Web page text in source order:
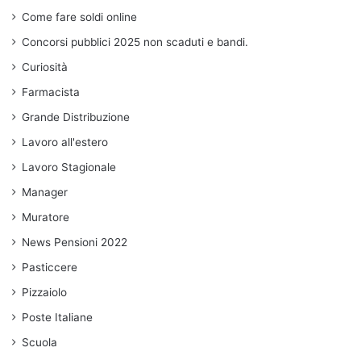
Come fare soldi online
Concorsi pubblici 2025 non scaduti e bandi.
Curiosità
Farmacista
Grande Distribuzione
Lavoro all'estero
Lavoro Stagionale
Manager
Muratore
News Pensioni 2022
Pasticcere
Pizzaiolo
Poste Italiane
Scuola